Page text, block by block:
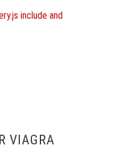
include and
VIAGRA